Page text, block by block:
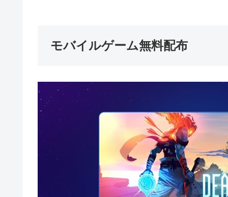
モバイルゲーム無料配布